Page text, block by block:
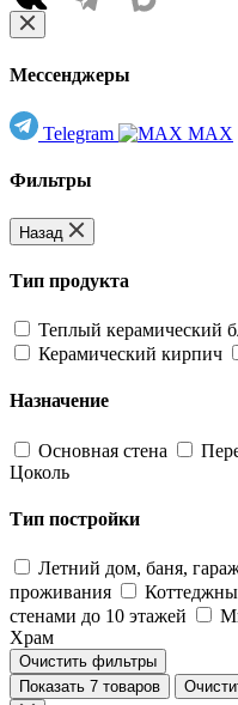
Мессенджеры
Telegram MAX
Фильтры
Назад
Тип продукта
Теплый керамический
Керамический кирпич
Назначение
Основная стена
Цоколь
Тип постройки
Летний дом, баня,
проживания
стенами до 10 этажей
Храм
Очистить фильтры
Показать 7 товаров